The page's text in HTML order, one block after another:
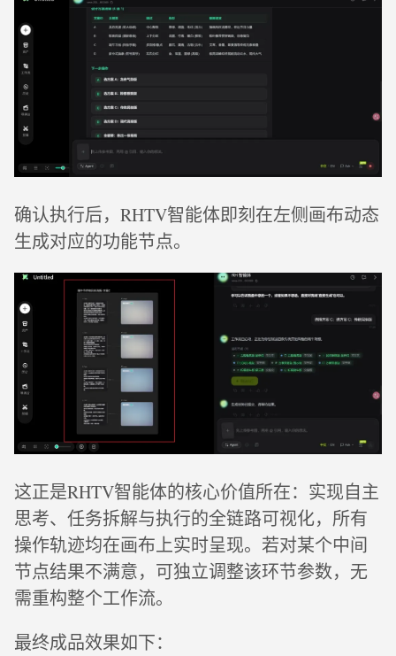
确认执行后，RHTV智能体即刻在左侧画布动态
生成对应的功能节点。
这正是RHTV智能体的核心价值所在：实现自主
思考、任务拆解与执行的全链路可视化，所有
操作轨迹均在画布上实时呈现。若对某个中间
节点结果不满意，可独立调整该环节参数，无
需重构整个工作流。
最终成品效果如下：